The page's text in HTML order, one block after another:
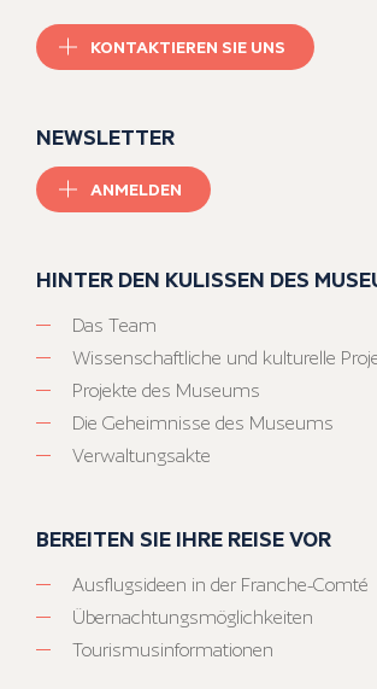
KONTAKTIEREN SIE UNS
NEWSLETTER
ANMELDEN
HINTER DEN KULISSEN DES
Das Team
Wissenschaftliche und kulturelle
Projekte des Museums
Die Geheimnisse des Museums
Verwaltungsakte
BEREITEN SIE IHRE REISE VOR
Ausflugsideen in der Franche-Comté
Übernachtungsmöglichkeiten
Tourismusinformationen